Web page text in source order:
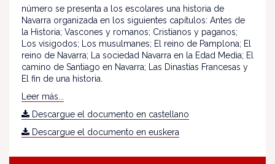
número se presenta a los escolares una historia de
Navarra organizada en los siguientes capítulos: Antes de
la Historia; Vascones y romanos; Cristianos y paganos;
Los visigodos; Los musulmanes; El reino de Pamplona; El
reino de Navarra; La sociedad Navarra en la Edad Media; El
camino de Santiago en Navarra; Las Dinastías Francesas y
El fin de una historia.
Leer más...
Descargue el documento en castellano
Descargue el documento en euskera